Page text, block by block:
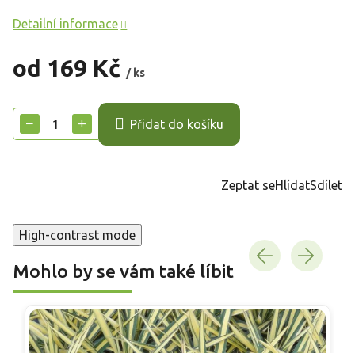
od 169 Kč / ks
cena:
+
− Přidat do košíku
Detailní informace
Zeptat seHlídatSdílet
High-contrast mode
Mohlo by se vám také líbit